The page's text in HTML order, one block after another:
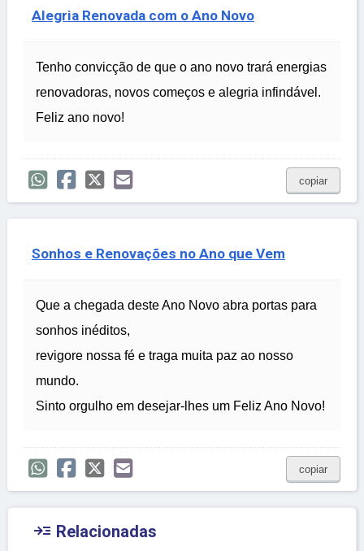
Alegria Renovada com o Ano Novo
Tenho convicção de que o ano novo trará energias
renovadoras, novos começos e alegria infindável.
Feliz ano novo!
copiar
Sonhos e Renovações no Ano que Vem
Que a chegada deste Ano Novo abra portas para
sonhos inéditos,
revigore nossa fé e traga muita paz ao nosso
mundo.
Sinto orgulho em desejar-lhes um Feliz Ano Novo!
copiar
 Relacionadas